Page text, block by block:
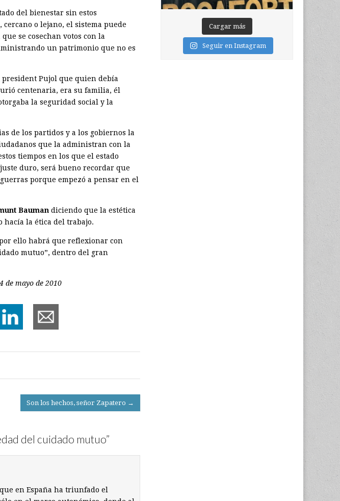
del bienestar sin estos
o lejano, el sistema puede
se cosechan votos con la
un patrimonio que no es
president Pujol que quien debía
centenaria, era su familia, él
la seguridad social y la
de los partidos y a los gobiernos la
que la administran con la
tiempos en los que el estado
duro, será bueno recordar que
porque empezó a pensar en el
Bauman diciendo que la estética
hacía la ética del trabajo.
ello habrá que reflexionar con
mutuo”, dentro del gran
de mayo de 2010
Son los hechos, señor Zapatero →
del cuidado mutuo”
en España ha triunfado el
Cargar más
Seguir en Instagram